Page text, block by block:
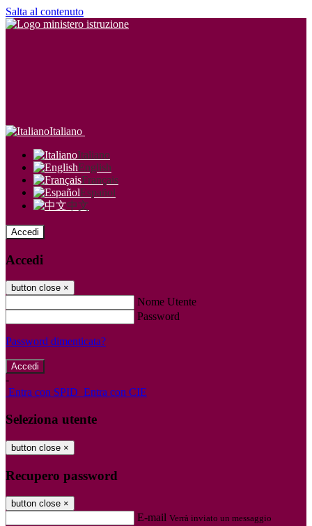
Salta al contenuto
Italiano
Italiano
English
Français
Español
中文
Accedi
Accedi
button close ×
Nome Utente
Password
Password dimenticata?
-
Entra con SPID Entra con CIE
Seleziona utente
button close ×
Recupero password
button close ×
E-mail Verrà inviato un messaggio